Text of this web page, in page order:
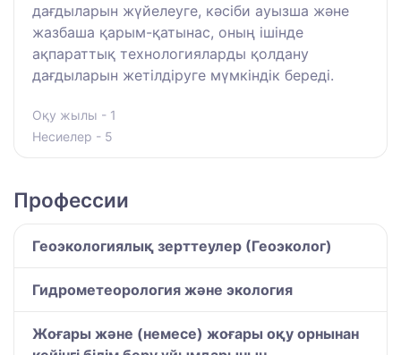
дағдыларын жүйелеуге, кәсіби ауызша және
жазбаша қарым-қатынас, оның ішінде
ақпараттық технологияларды қолдану
дағдыларын жетілдіруге мүмкіндік береді.
Оқу жылы - 1
Несиелер - 5
Профессии
Геоэкологиялық зерттеулер (Геоэколог)
Гидрометеорология және экология
Жоғары және (немесе) жоғары оқу орнынан